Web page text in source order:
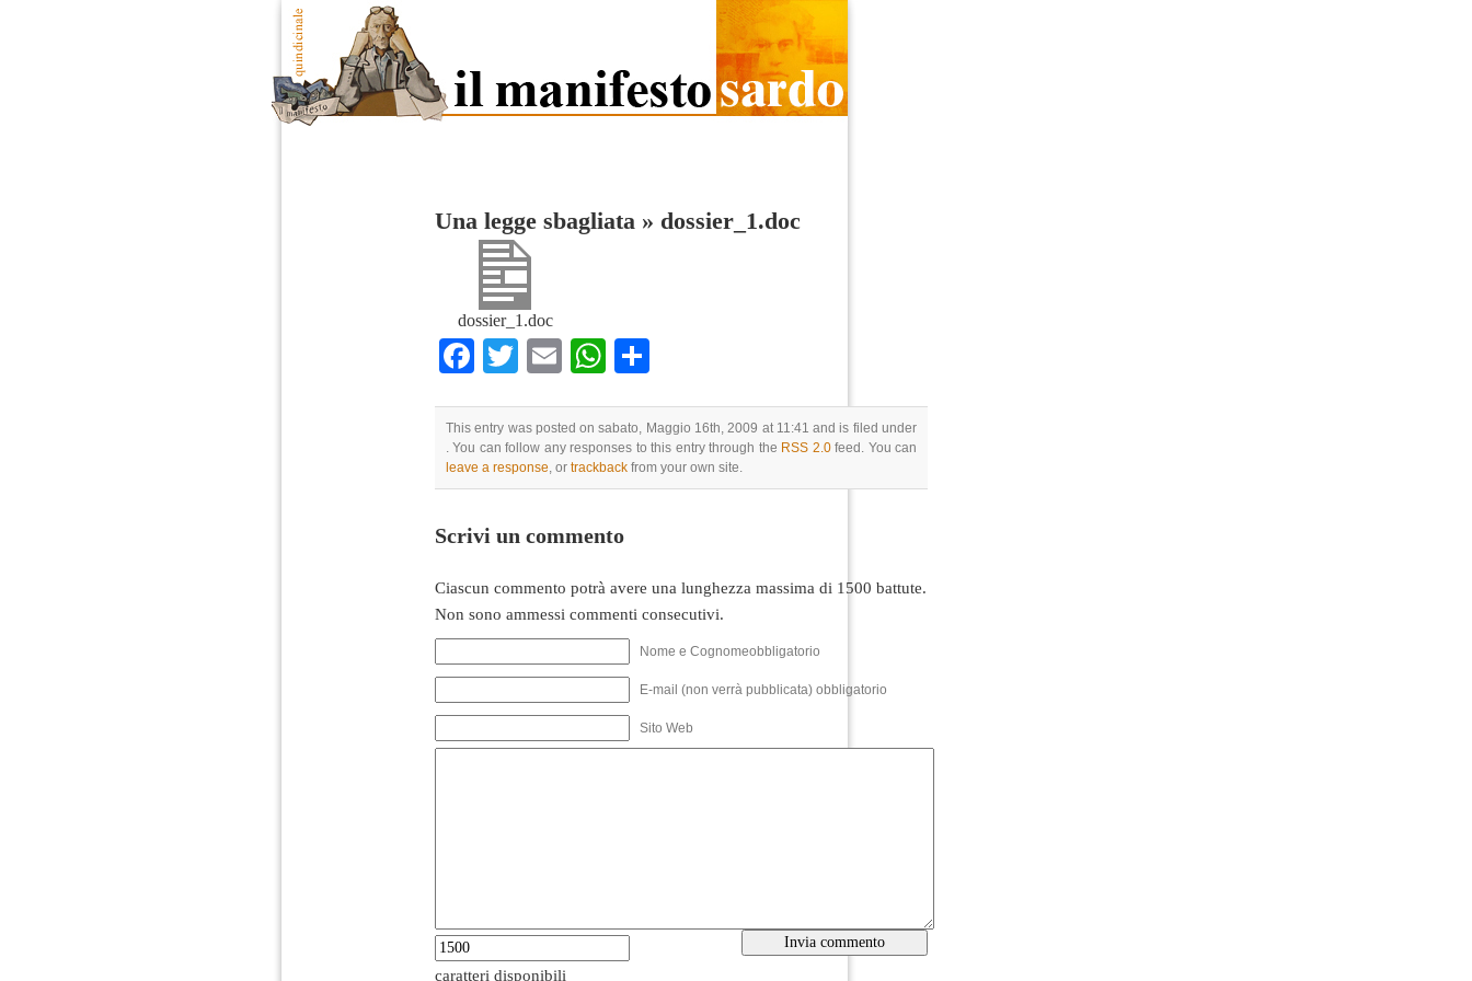
Una legge sbagliata » dossier_1.doc
dossier_1.doc
Facebook
TwitterEmailWhatsApp
This entry was posted on sabato, Maggio 16th, 2009 at 11:41 and is filed under
. You can follow any responses to this entry through the RSS 2.0feed. You can
leave a response, or trackback from your own site.
Scrivi un commento
Ciascun commento potrà avere una lunghezza massima di 1500 battute.
Non sono ammessi commenti consecutivi.
Nome e Cognomeobbligatorio
E-mail (non verrà pubblicata) obbligatorio
Sito Web
caratteri disponibili